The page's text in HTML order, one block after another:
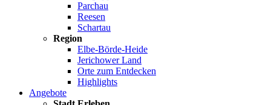
Parchau
Reesen
Schartau
Region
Elbe-Börde-Heide
Jerichower Land
Orte zum Entdecken
Highlights
Angebote